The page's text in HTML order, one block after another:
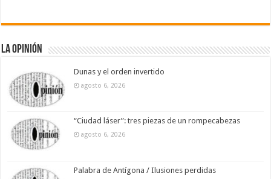
La Opinión
Dunas y el orden invertido
agosto 6, 2026
“Ciudad láser”: tres piezas de un rompecabezas
agosto 6, 2026
Palabra de Antígona / Ilusiones perdidas